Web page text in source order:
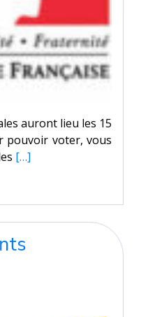
auront lieu les 15
pouvoir voter, vous
[…]